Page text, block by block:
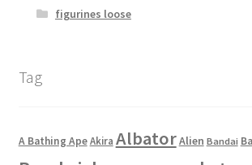
figurines loose
Tag
A Bathing Ape Akira AlbatorAlien Bandai